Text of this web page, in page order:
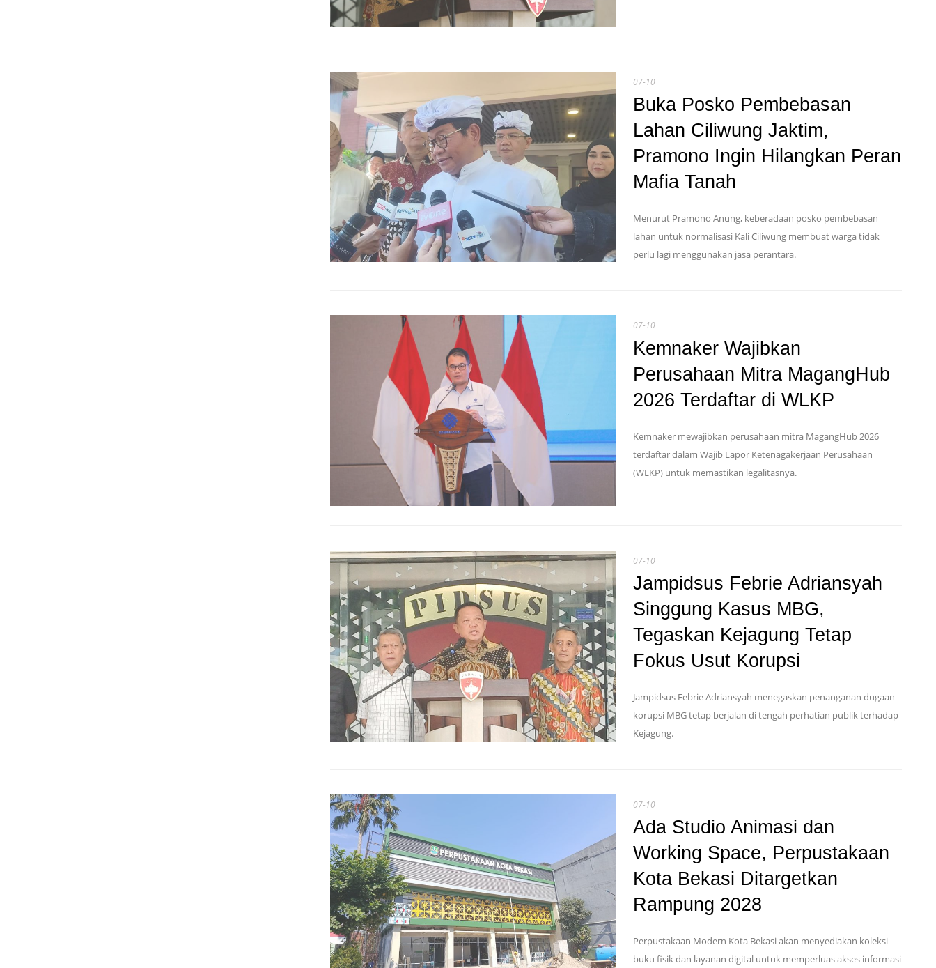
07-10
Buka Posko Pembebasan
Lahan Ciliwung Jaktim,
Pramono Ingin Hilangkan Peran
Mafia Tanah
Menurut Pramono Anung, keberadaan posko pembebasan
lahan untuk normalisasi Kali Ciliwung membuat warga tidak
perlu lagi menggunakan jasa perantara.
07-10
Kemnaker Wajibkan
Perusahaan Mitra MagangHub
2026 Terdaftar di WLKP
Kemnaker mewajibkan perusahaan mitra MagangHub 2026
terdaftar dalam Wajib Lapor Ketenagakerjaan Perusahaan
(WLKP) untuk memastikan legalitasnya.
07-10
Jampidsus Febrie Adriansyah
Singgung Kasus MBG,
Tegaskan Kejagung Tetap
Fokus Usut Korupsi
Jampidsus Febrie Adriansyah menegaskan penanganan dugaan
korupsi MBG tetap berjalan di tengah perhatian publik terhadap
Kejagung.
07-10
Ada Studio Animasi dan
Working Space, Perpustakaan
Kota Bekasi Ditargetkan
Rampung 2028
Perpustakaan Modern Kota Bekasi akan menyediakan koleksi
buku fisik dan layanan digital untuk memperluas akses informasi